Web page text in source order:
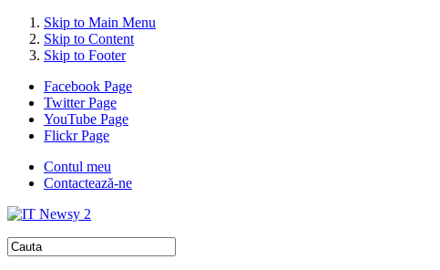
Skip to Main Menu
Skip to Content
Skip to Footer
Facebook Page
Twitter Page
YouTube Page
Flickr Page
Contul meu
Contactează-ne